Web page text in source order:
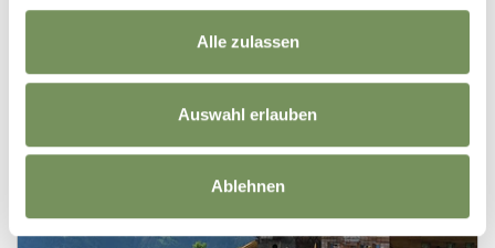
Alle zulassen
Auswahl erlauben
Ablehnen